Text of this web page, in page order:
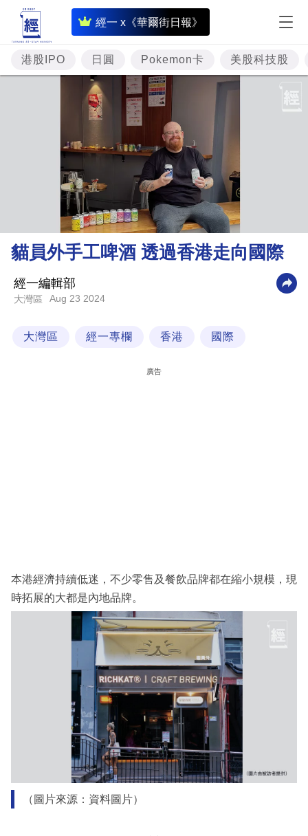
經一 x《華爾街日報》
即
時
財
經
專
題
投
樓
市
理
財
業
技
閱
專
區
港股IPO 日圓 Pokemon卡 美股科技股
貓員外手工啤酒 透過香港走向國際
經一編輯部
大灣區 Aug 23 2024
大灣區 經一專欄 香港 國際
廣告
本港經濟持續低迷，不少零售及餐飲品牌都在縮小規模，現
時拓展的大都是內地品牌。
（圖片來源：資料圖片）